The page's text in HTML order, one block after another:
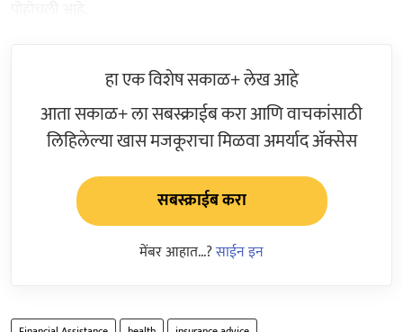
हा एक विशेष सकाळ+ लेख आहे
आता सकाळ+ ला सबस्क्राईब करा आणि वाचकांसाठी
लिहिलेल्या खास मजकूराचा मिळवा अमर्याद ॲक्सेस
सबस्क्राईब करा
मेंबर आहात...?साईन इन